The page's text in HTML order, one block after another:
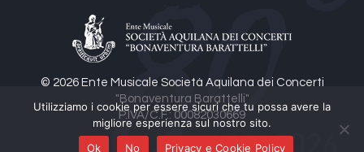
© 2026 Ente Musicale Società Aquilana dei Concerti
"Bonaventura Barattelli"
P.IVA/C.F.: 00082030669
Utilizziamo i cookie per essere sicuri che tu possa avere la
migliore esperienza sul nostro sito.
Ok
No Privacy e Cookie Policy